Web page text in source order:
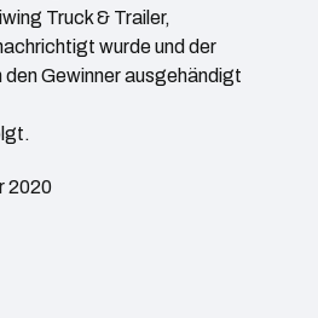
Truck & Trailer,
wurde und der
den Gewinner ausgehändigt
2020